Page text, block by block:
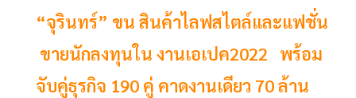
“จุรินทร์” ขน สินค้าไลฟสไตล์และแฟชั่น
ขายนักลงทุนใน งานเอเปค2022 พร้อม
จับคู่ธุรกิจ 190 คู่ คาดงานเดียว 70 ล้าน